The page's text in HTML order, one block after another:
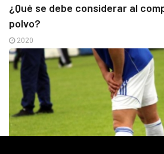
¿Qué se debe considerar al
polvo?
2020